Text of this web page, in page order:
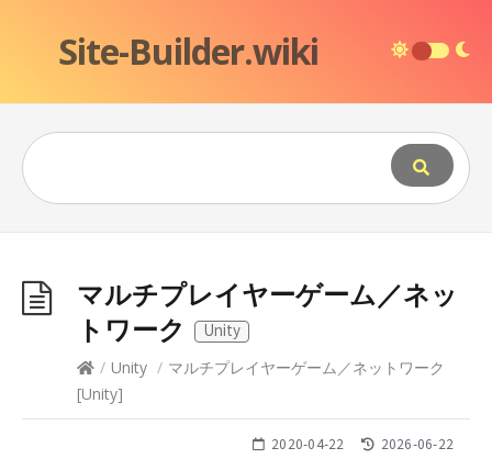
Site-Builder.wiki
マルチプレイヤーゲーム／ネッ
トワーク
Unity
/ Unity / マルチプレイヤーゲーム／ネットワーク
[Unity]
2020-04-22 2026-06-22